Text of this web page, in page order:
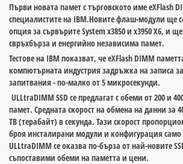
Първи новата памет с търговското име eXFlash
специалистите на IBM.Новите флаш-модули ще
опция за сървърите System x3850 и x3950 X6, и
свръхбърза и енергийно независима памет.
Тестове на IBM показват, че eXFlash DIMM
компютърната индустрия задръжка на записа
запитвания - по-малко от 5 микросекунди.
ULLtraDIMM SSD се предлагат с обеми от 200 и
памет. Средната скорост на обмена на данни за
TB (терабайт) в секунда. Тази скорост
броя инсталирани модули и конфигурация само
ULLtraDIMM се оказва по-бърза от най-новите
съпоставими обеми на паметта и цени.